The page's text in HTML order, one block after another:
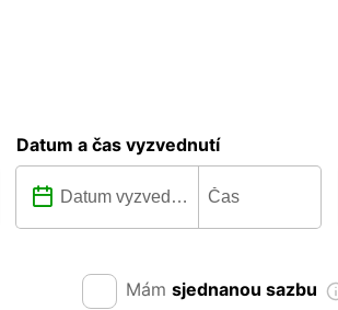
Datum a čas vyzvednutí
Mám sjednanou sazbu